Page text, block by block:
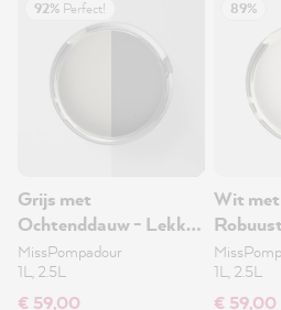
92% Perfect!
Grijs met
Ochtenddauw - Lekker
Robuust 2.5L
MissPompadour
1L, 2.5L
€ 59,00
89%
Wit
1L, 2.5L
€ 59,00